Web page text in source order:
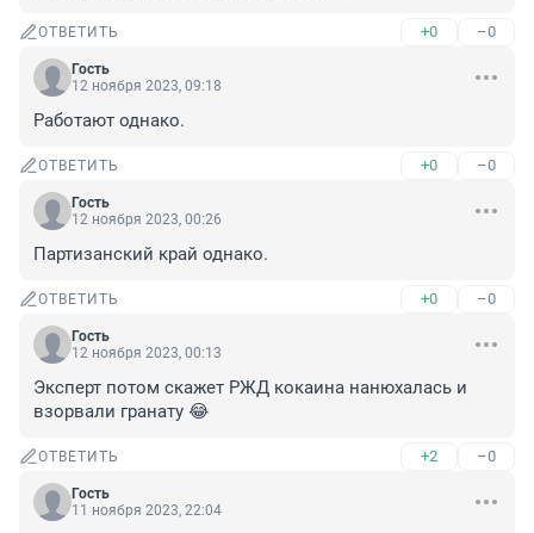
ОТВЕТИТЬ +0 –0
Гость
12 ноября 2023, 09:18
Работают однако.
ОТВЕТИТЬ +0 –0
Гость
12 ноября 2023, 00:26
Партизанский край однако.
ОТВЕТИТЬ +0 –0
Гость
12 ноября 2023, 00:13
Эксперт потом скажет РЖД кокаина нанюхалась и
взорвали гранату 😂
ОТВЕТИТЬ +2 –0
Гость
11 ноября 2023, 22:04